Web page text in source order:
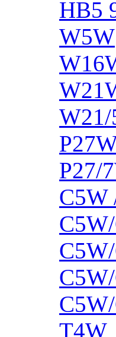
HB5
W5W
P27/
C5W
T4W